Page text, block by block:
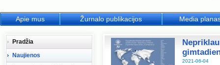
2021-06-04
Pradžia
Naujienos
Apie mus Žurnalo publikacijos Media